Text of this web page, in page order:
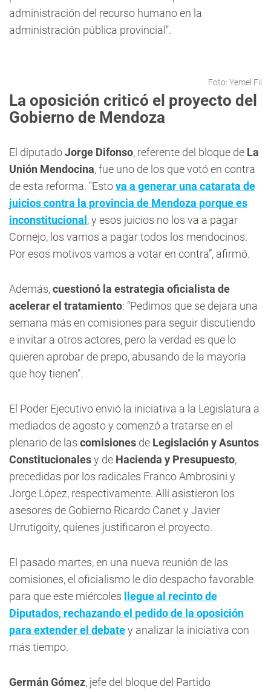
administración del recurso humano en la
administración pública provincial".
Foto: Yemel Fil
La oposición criticó el proyecto del
Gobierno de Mendoza
El diputadoJorge Difonso, referente del bloque de La
Unión Mendocina, fue uno de los que votó en contra
de esta reforma. "Estova a generar una catarata de
juicios contra la provincia de Mendoza porque es
inconstitucional , y esos juicios no los va a pagar
Cornejo, los vamos a pagar todos los mendocinos.
Por esos motivos vamos a votar en contra”, afirmó.
Además,cuestionó la estrategia oficialista de
acelerar el tratamiento: “Pedimos que se dejara una
semana más en comisiones para seguir discutiendo
e invitar a otros actores, pero la verdad es que lo
quieren aprobar de prepo, abusando de la mayoría
que hoy tienen".
El Poder Ejecutivo envió la iniciativa a la Legislatura a
mediados de agosto y comenzó a tratarse en el
plenario de las comisiones de Legislación y Asuntos
Constitucionalesy de Hacienda y Presupuesto,
precedidas por los radicales Franco Ambrosini y
Jorge López, respectivamente. Allí asistieron los
asesores de Gobierno Ricardo Canet y Javier
Urrutigoity, quienes justificaron el proyecto.
El pasado martes, en una nueva reunión de las
comisiones, el oficialismo le dio despacho favorable
para que este miércoles
llegue al recinto de
Diputados, rechazando el pedido de la oposición
para extender el debatey analizar la iniciativa con
más tiempo.
Germán Gómez, jefe del bloque del Partido